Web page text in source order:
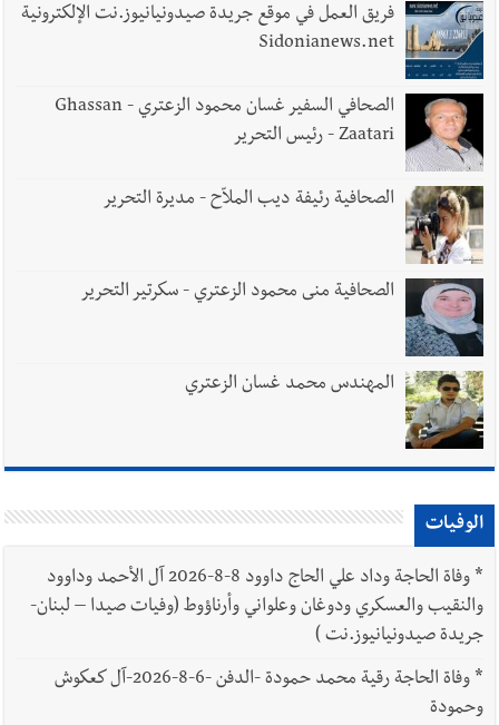
فريق العمل في موقع جريدة صيدونيانيوز.نت الإلكترونية
Sidonianews.net
الصحافي السفير غسان محمود الزعتري - Ghassan
Zaatari - رئيس التحرير
الصحافية رئيفة ديب الملاّح - مديرة التحرير
الصحافية منى محمود الزعتري - سكرتير التحرير
المهندس محمد غسان الزعتري
الوفيات
*
وفاة الحاجة وداد علي الحاج داوود 8-8-2026 آل الأحمد وداوود
والنقيب والعسكري ودوغان وعلواني وأرناؤوط (وفيات صيدا – لبنان-
جريدة صيدونيانيوز.نت )
*
وفاة الحاجة رقية محمد حمودة -الدفن -6-8-2026-آل كعكوش
وحمودة